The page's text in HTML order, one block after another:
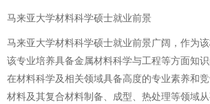
马来亚大学材料科学硕士就业前景
马来亚大学材料科学硕士就业前景广阔，作为该
该专业培养具备金属材料科学与工程等方面知
在材料科学及相关领域具备高度的专业素养和
材料及其复合材料制备、成型、热处理等领域